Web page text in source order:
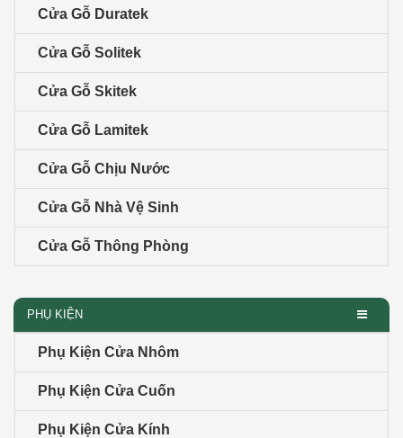
Cửa Gỗ Duratek
Cửa Gỗ Solitek
Cửa Gỗ Skitek
Cửa Gỗ Lamitek
Cửa Gỗ Chịu Nước
Cửa Gỗ Nhà Vệ Sinh
Cửa Gỗ Thông Phòng
PHỤ KIỆN
Phụ Kiện Cửa Nhôm
Phụ Kiện Cửa Cuốn
Phụ Kiện Cửa Kính